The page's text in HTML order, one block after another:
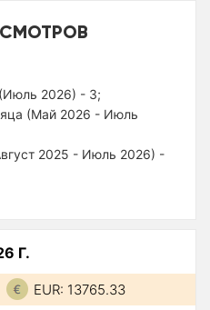
2026) - 3;
(Май 2026 - Июль
2025 - Июль 2026) -
Г.
EUR: 13765.33